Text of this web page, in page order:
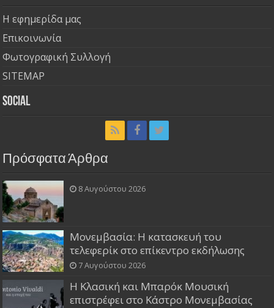
Η εφημερίδα μας
Επικοινωνία
Φωτογραφική Συλλογή
SITEMAP
Social
Πρόσφατα Άρθρα
8 Αυγούστου 2026
Μονεμβασία: Η κατασκευή του
τελεφερίκ στο επίκεντρο εκδήλωσης
7 Αυγούστου 2026
Η Κλασική και Μπαρόκ Μουσική
επιστρέφει στο Κάστρο Μονεμβασίας